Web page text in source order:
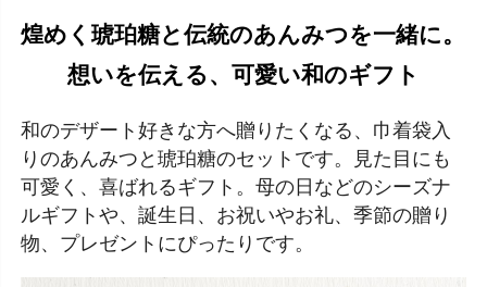
煌めく琥珀糖と伝統のあんみつを一緒に。
想いを伝える、可愛い和のギフト
和のデザート好きな方へ贈りたくなる、巾着袋入
りのあんみつと琥珀糖のセットです。見た目にも
可愛く、喜ばれるギフト。母の日などのシーズナ
ルギフトや、誕生日、お祝いやお礼、季節の贈り
物、プレゼントにぴったりです。